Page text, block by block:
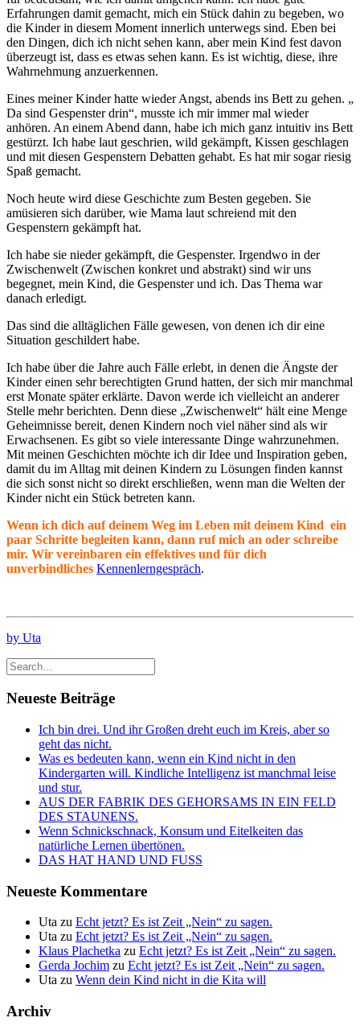
Erfahrungen damit gemacht, mich ein Stück dahin zu begeben, wo
die Kinder in diesem Moment innerlich unterwegs sind. Eben bei
den Dingen, dich ich nicht sehen kann, aber mein Kind fest davon
überzeugt ist, dass es etwas sehen kann. Es ist wichtig, diese, ihre
Wahrnehmung anzuerkennen.
Eines meiner Kinder hatte wieder Angst, abends ins Bett zu gehen. „
Da sind Gespenster drin“, musste ich mir immer mal wieder
anhören. An einem Abend dann, habe ich mich ganz intuitiv ins Bett
gestürzt. Ich habe laut geschrien, wild gekämpft, Kissen geschlagen
und mit diesen Gespenstern Debatten gehabt. Es hat mir sogar riesig
Spaß gemacht.
Noch heute wird diese Geschichte zum Besten gegeben. Sie
amüsieren sich darüber, wie Mama laut schreiend mit den
Gespenstern gekämpft hat.
Ich habe sie nieder gekämpft, die Gespenster. Irgendwo in der
Zwischenwelt (Zwischen konkret und abstrakt) sind wir uns
begegnet, mein Kind, die Gespenster und ich. Das Thema war
danach erledigt.
Das sind die alltäglichen Fälle gewesen, von denen ich dir eine
Situation geschildert habe.
Ich habe über die Jahre auch Fälle erlebt, in denen die Ängste der
Kinder einen sehr berechtigten Grund hatten, der sich mir manchmal
erst Monate später erklärte. Davon werde ich vielleicht an anderer
Stelle mehr berichten. Denn diese „Zwischenwelt“ hält eine Menge
Geheimnisse bereit, denen Kindern noch viel näher sind als wir
Erwachsenen. Es gibt so viele interessante Dinge wahrzunehmen.
Mit meinen Geschichten möchte ich dir Idee und Inspiration geben,
damit du im Alltag mit deinen Kindern zu Lösungen finden kannst
die sich sonst nicht so direkt erschließen, wenn man die Welten der
Kinder nicht ein Stück betreten kann.
Wenn ich dich auf deinem Weg im Leben mit deinem Kind ein
paar Schritte begleiten kann, dann ruf mich an oder schreibe
mir. Wir vereinbaren ein effektives und für dich
unverbindliches Kennenlerngespräch.
by Uta
Neueste Beiträge
Ich bin drei. Und ihr Großen dreht euch im Kreis, aber so
geht das nicht.
Was es bedeuten kann, wenn ein Kind nicht in den
Kindergarten will. Kindliche Intelligenz ist manchmal leise
und stur.
AUS DER FABRIK DES GEHORSAMS IN EIN FELD
DES STAUNENS.
Wenn Schnickschnack, Konsum und Eitelkeiten das
natürliche Lernen übertönen.
DAS HAT HAND UND FUSS
Neueste Kommentare
Uta zu Echt jetzt? Es ist Zeit „Nein“ zu sagen.
Uta zu Echt jetzt? Es ist Zeit „Nein“ zu sagen.
Klaus Plachetka zu Echt jetzt? Es ist Zeit „Nein“ zu sagen.
Gerda Jochim zu Echt jetzt? Es ist Zeit „Nein“ zu sagen.
Uta zu Wenn dein Kind nicht in die Kita will
Archiv